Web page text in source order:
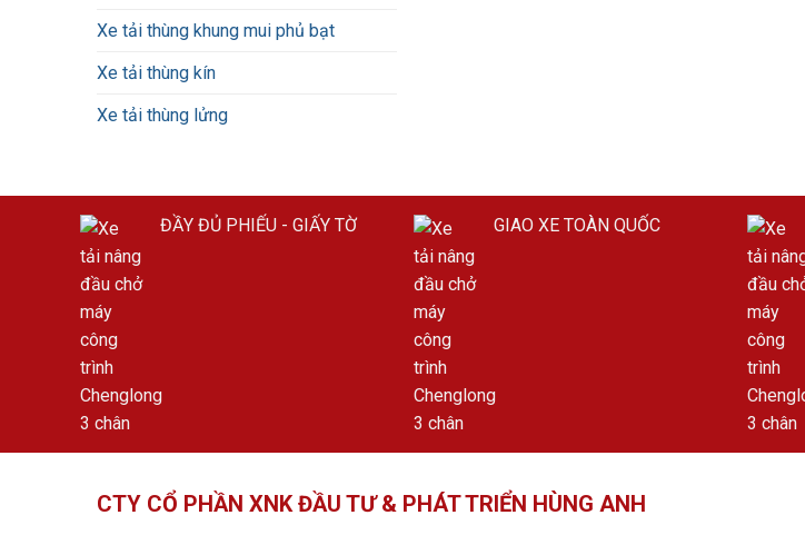
Xe tải thùng khung mui phủ bạt
Xe tải thùng kín
Xe tải thùng lửng
ĐẦY ĐỦ PHIẾU - GIẤY TỜ GIAO XE TOÀN QUỐC
CTY CỔ PHẦN XNK ĐẦU TƯ & PHÁT TRIỂN HÙNG ANH